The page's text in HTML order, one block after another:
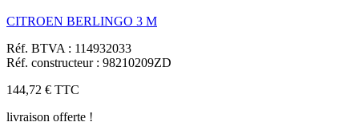
CITROEN BERLINGO 3 M
Réf. BTVA : 114932033
Réf. constructeur : 98210209ZD
144,72 € TTC
livraison offerte !